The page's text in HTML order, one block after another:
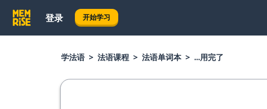
登录 开始学习
学法语 法语课程 法语单词本 ...用完了